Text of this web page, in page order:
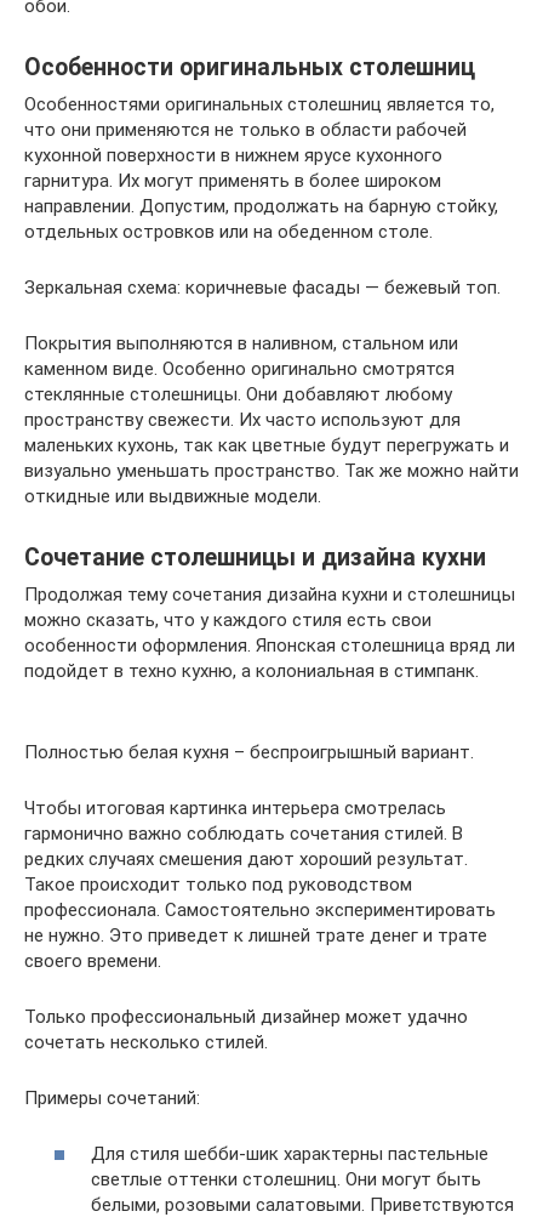
обои.
Особенности оригинальных столешниц
Особенностями оригинальных столешниц является то,
что они применяются не только в области рабочей
кухонной поверхности в нижнем ярусе кухонного
гарнитура. Их могут применять в более широком
направлении. Допустим, продолжать на барную стойку,
отдельных островков или на обеденном столе.
Зеркальная схема: коричневые фасады — бежевый топ.
Покрытия выполняются в наливном, стальном или
каменном виде. Особенно оригинально смотрятся
стеклянные столешницы. Они добавляют любому
пространству свежести. Их часто используют для
маленьких кухонь, так как цветные будут перегружать и
визуально уменьшать пространство. Так же можно найти
откидные или выдвижные модели.
Сочетание столешницы и дизайна кухни
Продолжая тему сочетания дизайна кухни и столешницы
можно сказать, что у каждого стиля есть свои
особенности оформления. Японская столешница вряд ли
подойдет в техно кухню, а колониальная в стимпанк.
Полностью белая кухня – беспроигрышный вариант.
Чтобы итоговая картинка интерьера смотрелась
гармонично важно соблюдать сочетания стилей. В
редких случаях смешения дают хороший результат.
Такое происходит только под руководством
профессионала. Самостоятельно экспериментировать
не нужно. Это приведет к лишней трате денег и трате
своего времени.
Только профессиональный дизайнер может удачно
сочетать несколько стилей.
Примеры сочетаний:
Для стиля шебби-шик характерны пастельные
светлые оттенки столешниц. Они могут быть
белыми, розовыми салатовыми. Приветствуются